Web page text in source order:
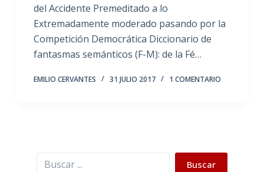
del Accidente Premeditado a lo
Extremadamente moderado pasando por la
Competición Democrática Diccionario de
fantasmas semánticos (F-M): de la Fé…
EMILIO CERVANTES 31 JULIO 2017 1 COMENTARIO
Buscar Buscar